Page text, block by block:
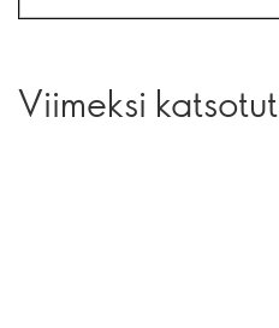
Viimeksi katsotut